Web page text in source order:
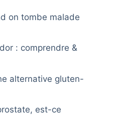
on tombe malade
: comprendre &
alternative gluten-
est-ce